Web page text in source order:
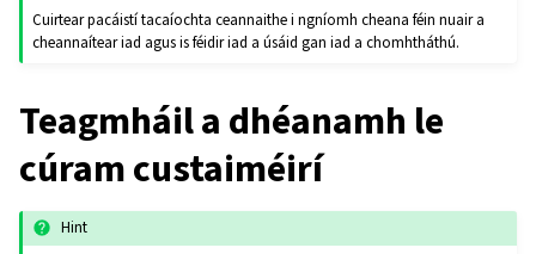
Cuirtear pacáistí tacaíochta ceannaithe i ngníomh cheana féin nuair a
cheannaítear iad agus is féidir iad a úsáid gan iad a chomhtháthú.
Teagmháil a dhéanamh le
cúram custaiméirí
Hint